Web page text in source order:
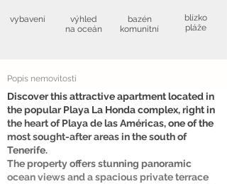
vybavení
výhled
na oceán
bazén
komunitní
blízko
pláže
Popis nemovitosti
Discover this attractive apartment located in
the popular Playa La Honda complex, right in
the heart of Playa de las Américas, one of the
most sought-after areas in the south of
Tenerife.
The property offers stunning panoramic
ocean views and a spacious private terrace